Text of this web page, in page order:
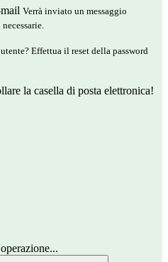
Verrà inviato un messaggio
Effettua il reset della password
la casella di posta elettronica!